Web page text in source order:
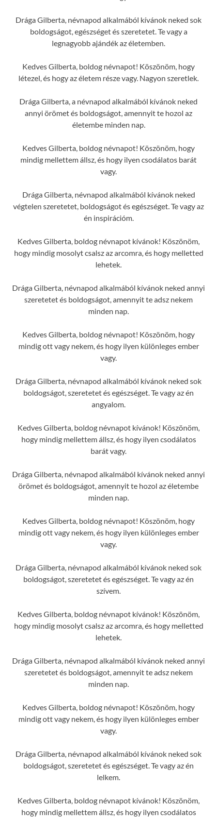
Drága Gilberta, névnapod alkalmából kívánok neked sok
boldogságot, egészséget és szeretetet. Te vagy a
legnagyobb ajándék az életemben.
Kedves Gilberta, boldog névnapot! Köszönöm, hogy
létezel, és hogy az életem része vagy. Nagyon szeretlek.
Drága Gilberta, a névnapod alkalmából kívánok neked
annyi örömet és boldogságot, amennyit te hozol az
életembe minden nap.
Kedves Gilberta, boldog névnapot! Köszönöm, hogy
mindig mellettem állsz, és hogy ilyen csodálatos barát
vagy.
Drága Gilberta, névnapod alkalmából kívánok neked
végtelen szeretetet, boldogságot és egészséget. Te vagy az
én inspirációm.
Kedves Gilberta, boldog névnapot kívánok! Köszönöm,
hogy mindig mosolyt csalsz az arcomra, és hogy melletted
lehetek.
Drága Gilberta, névnapod alkalmából kívánok neked annyi
szeretetet és boldogságot, amennyit te adsz nekem
minden nap.
Kedves Gilberta, boldog névnapot! Köszönöm, hogy
mindig ott vagy nekem, és hogy ilyen különleges ember
vagy.
Drága Gilberta, névnapod alkalmából kívánok neked sok
boldogságot, szeretetet és egészséget. Te vagy az én
angyalom.
Kedves Gilberta, boldog névnapot kívánok! Köszönöm,
hogy mindig mellettem állsz, és hogy ilyen csodálatos
barát vagy.
Drága Gilberta, névnapod alkalmából kívánok neked annyi
örömet és boldogságot, amennyit te hozol az életembe
minden nap.
Kedves Gilberta, boldog névnapot! Köszönöm, hogy
mindig ott vagy nekem, és hogy ilyen különleges ember
vagy.
Drága Gilberta, névnapod alkalmából kívánok neked sok
boldogságot, szeretetet és egészséget. Te vagy az én
szívem.
Kedves Gilberta, boldog névnapot kívánok! Köszönöm,
hogy mindig mosolyt csalsz az arcomra, és hogy melletted
lehetek.
Drága Gilberta, névnapod alkalmából kívánok neked annyi
szeretetet és boldogságot, amennyit te adsz nekem
minden nap.
Kedves Gilberta, boldog névnapot! Köszönöm, hogy
mindig ott vagy nekem, és hogy ilyen különleges ember
vagy.
Drága Gilberta, névnapod alkalmából kívánok neked sok
boldogságot, szeretetet és egészséget. Te vagy az én
lelkem.
Kedves Gilberta, boldog névnapot kívánok! Köszönöm,
hogy mindig mellettem állsz, és hogy ilyen csodálatos